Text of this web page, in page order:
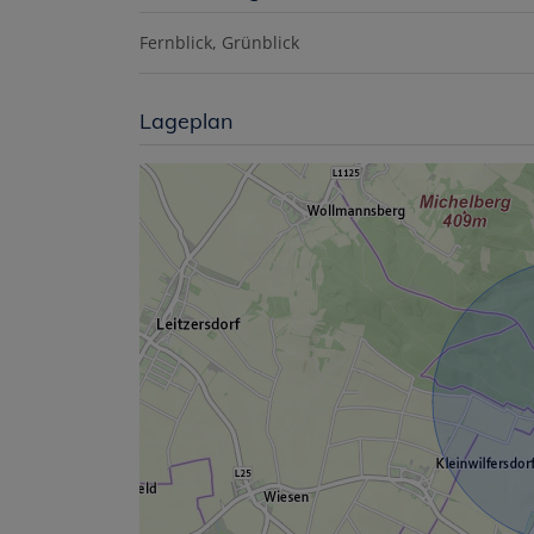
Fernblick Grünblick
Lageplan